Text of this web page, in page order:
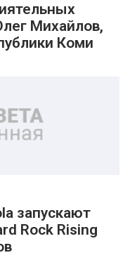
Михайлов,
Коми
запускают
Rock Rising